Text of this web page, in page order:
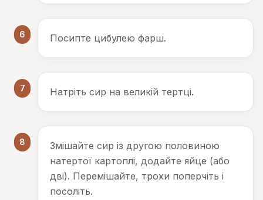
6 Посипте цибулею фарш.
7 Натріть сир на великій тертці.
8
Змішайте сир із другою половиною
натертої картоплі, додайте яйце (або
дві). Перемішайте, трохи поперчіть і
посоліть.